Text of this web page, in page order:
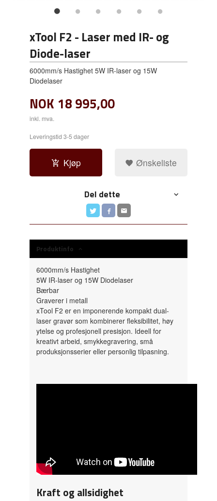
xTool F2 - Laser med IR- og
Diode-laser
6000mm/s Hastighet 5W IR-laser og 15W
Diodelaser
NOK 18 995,00
inkl. mva.
Leveringstid 3-5 dager
Kjøp Ønskeliste
Del dette
Produktinfo
6000mm/s Hastighet
5W IR-laser og 15W Diodelaser
Bærbar
Graverer i metall
xTool F2 er en imponerende kompakt dual-
laser gravør som kombinerer fleksibilitet, høy
ytelse og profesjonell presisjon. Ideell for
kreativt arbeid, smykkegravering, små
produksjonsserier eller personlig tilpasning.
Kraft og allsidighet